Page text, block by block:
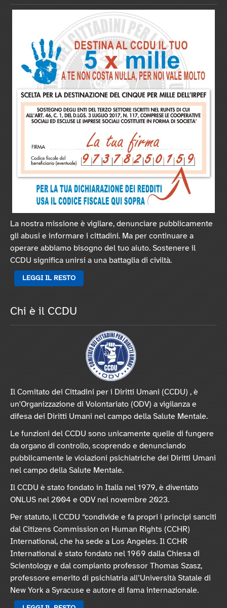
La nostra missione è vigilare, denunciare pubblicamente
gli abusi e informare i cittadini. Ma per continuare a
operare abbiamo bisogno del tuo aiuto. Sostenere il
CCDU significa unirsi a una battaglia di civiltà.
LEGGI IL RESTO
Chi è il CCDU
Il Comitato dei Cittadini per i Diritti Umani (CCDU) , è
un'Organizzazione di Volontariato (ODV) a vigilanza e
difesa dei Diritti Umani nel campo della Salute Mentale.
Le funzioni del CCDU sono unicamente quelle di fungere
da organo di controllo, scoprendo e denunciando
pubblicamente le violazioni psichiatriche dei Diritti Umani
nel campo della Salute Mentale.
Il CCDU è stato fondato in Italia nel 1979, è diventato
ONLUS nel 2004 e ODV nel novembre 2023.
Per statuto, il CCDU “condivide e fa propri i principi sanciti
dal Citizens Commission on Human Rights (CCHR)
International, che ha sede a Los Angeles. Il CCHR
International è stato fondato nel 1969 dalla Chiesa di
Scientology e dal compianto professor Thomas Szasz,
professore emerito di psichiatria all’Università Statale di
New York a Syracuse e autore di fama internazionale.